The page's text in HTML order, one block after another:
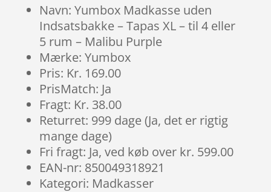
Navn: Yumbox Madkasse uden
Indsatsbakke – Tapas XL – til 4 eller
5 rum – Malibu Purple
Mærke: Yumbox
Pris: Kr. 169.00
PrisMatch: Ja
Fragt: Kr. 38.00
Returret: 999 dage (Ja, det er rigtig
mange dage)
Fri fragt: Ja, ved køb over kr. 599.00
EAN-nr: 850049318921
Kategori: Madkasser